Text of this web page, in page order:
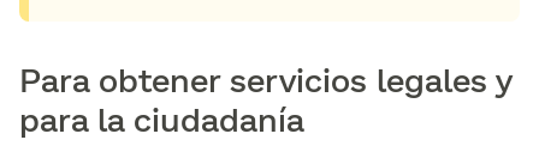
Para obtener servicios legales y
para la ciudadanía​​